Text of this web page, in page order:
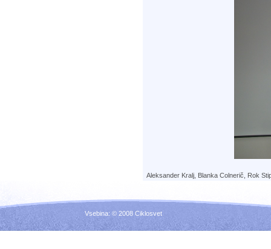
Aleksander Kralj, Blanka Colnerič, Rok
Vsebina: © 2008 Ciklosvet